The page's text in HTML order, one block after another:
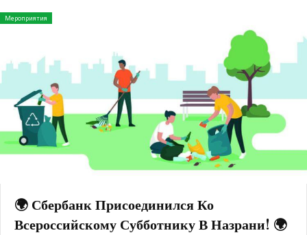
Мероприятия
🌍 Сбербанк Присоединился Ко
Всероссийскому Субботнику В Назрани! 🌍